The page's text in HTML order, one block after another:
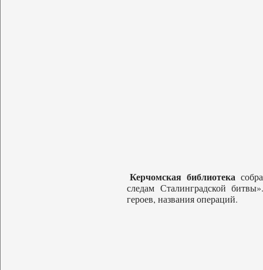
Керчомская библиотека
следам Сталинградской
героев, названия операций.